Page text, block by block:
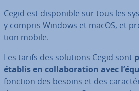
Cegid est dis­po­nible sur tous les
y compris Windows et macOS, et
tion mobile.
Les tarifs des solutions Cegid sont
établis en col­la­bo­ra­tion avec
fonction des besoins et des